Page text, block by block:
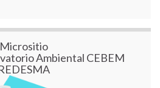
Micrositio
Ambiental CEBEM